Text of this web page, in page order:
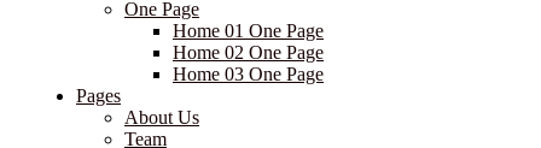
One Page
Home 01 One Page
Home 02 One Page
Home 03 One Page
Pages
About Us
Team